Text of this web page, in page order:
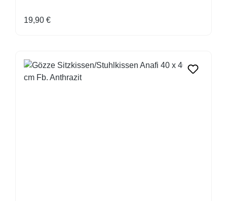
Regulärer Preis:
19,90 €